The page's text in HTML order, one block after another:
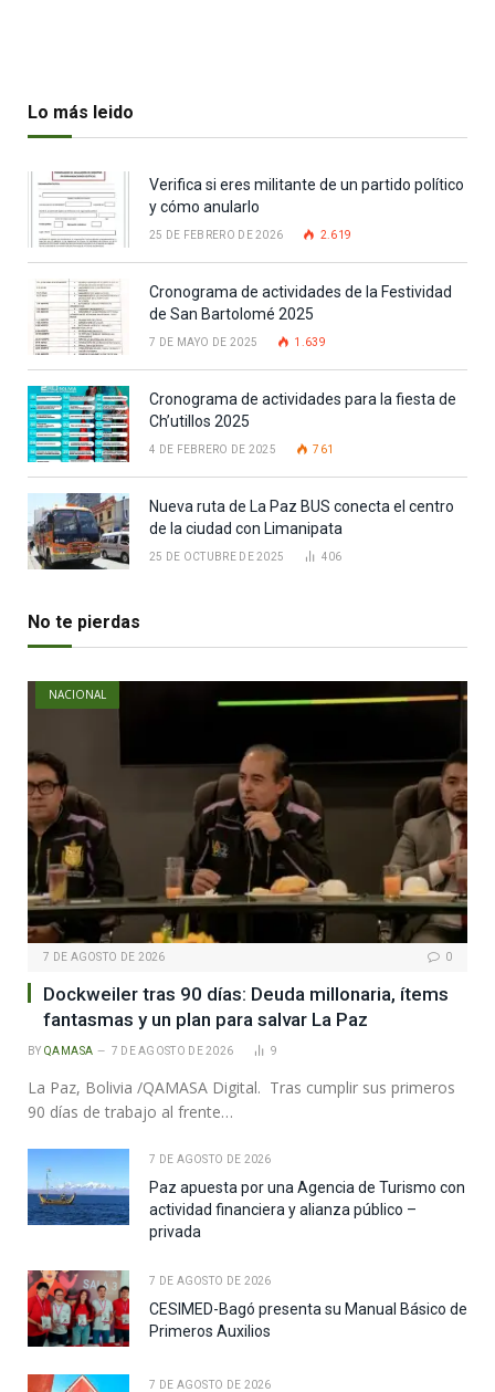
Lo más leido
Verifica si eres militante de un partido político
y cómo anularlo
25 DE FEBRERO DE 2026 2.619
Cronograma de actividades de la Festividad
de San Bartolomé 2025
7 DE MAYO DE 2025 1.639
Cronograma de actividades para la fiesta de
Ch’utillos 2025
4 DE FEBRERO DE 2025 761
Nueva ruta de La Paz BUS conecta el centro
de la ciudad con Limanipata
25 DE OCTUBRE DE 2025 406
No te pierdas
NACIONAL
7 DE AGOSTO DE 2026 0
Dockweiler tras 90 días: Deuda millonaria, ítems
fantasmas y un plan para salvar La Paz
BY QAMASA 7 DE AGOSTO DE 2026 9
La Paz, Bolivia /QAMASA Digital. Tras cumplir sus primeros
90 días de trabajo al frente…
7 DE AGOSTO DE 2026
Paz apuesta por una Agencia de Turismo con
actividad financiera y alianza público –
privada
7 DE AGOSTO DE 2026
CESIMED-Bagó presenta su Manual Básico de
Primeros Auxilios
7 DE AGOSTO DE 2026